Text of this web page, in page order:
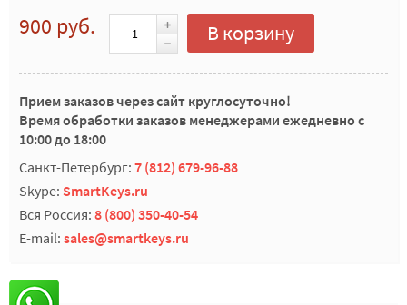
900 руб. В корзину
Прием заказов через сайт круглосуточно!
Время обработки заказов менеджерами ежедневно с
10:00 до 18:00
Санкт-Петербург: 7 (812) 679-96-88
Skype: SmartKeys.ru
Вся Россия: 8 (800) 350-40-54
E-mail: sales@smartkeys.ru